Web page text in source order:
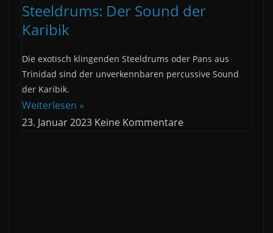
Steeldrums: Der Sound der
Karibik
Die exotisch klingenden Steeldrums oder Pans aus
Trinidad sind der unverkennbaren percussive Sound
der Karibik.
Weiterlesen »
23. Januar 2023 Keine Kommentare